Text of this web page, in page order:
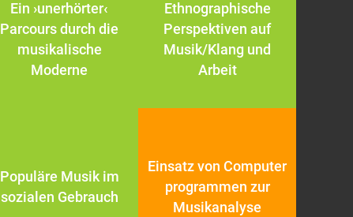
Ein ›unerhörter‹
Parcours durch die
musikalische
Moderne
Ethnographische
Perspektiven auf
Musik/Klang und
Arbeit
Populäre Musik im
sozialen Gebrauch
Einsatz von Computer
programmen zur
Musikanalyse